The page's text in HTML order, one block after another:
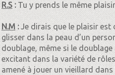
R.S :Tu y prends le même
N.M:Je dirais que le plaisir est
glisser dans la peau d’un
doublage, même si le
excitant dans la variété de
amené à jouer un vieillard